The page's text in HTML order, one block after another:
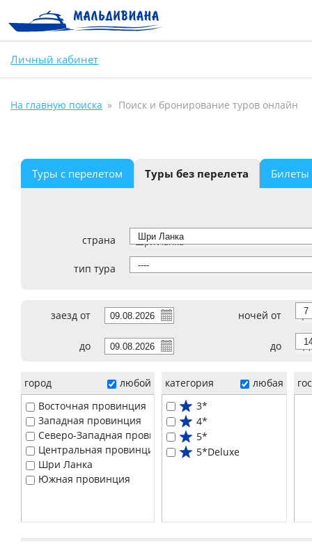
Личный кабинет
На главную поиска Поиск и бронирование туров онлайн
Туры с перелетом Туры без перелета Билеты
страна Шри Ланка
тип тура ----
заезд от ночей от 7
до до 14
город
любой
Восточная провинция
Западная провинция
Северо-Западная провинция
Центральная провинция
Шри Ланка
Южная провинция
категория
любая
3*
4*
5*
5*Deluxe